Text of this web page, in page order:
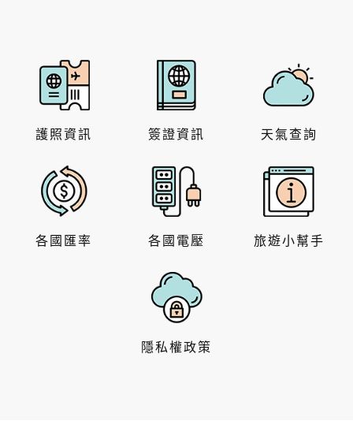
護照資訊 簽證資訊 天氣查詢
各國匯率 各國電壓 旅遊小幫手
隱私權政策